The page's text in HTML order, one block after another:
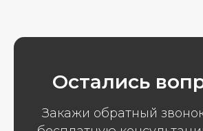
Остались
Закажи обратный